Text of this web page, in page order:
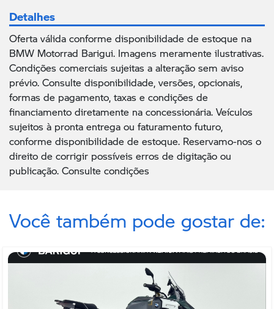
Detalhes
Oferta válida conforme disponibilidade de estoque na
BMW Motorrad Barigui. Imagens meramente ilustrativas.
Condições comerciais sujeitas a alteração sem aviso
prévio. Consulte disponibilidade, versões, opcionais,
formas de pagamento, taxas e condições de
financiamento diretamente na concessionária. Veículos
sujeitos à pronta entrega ou faturamento futuro,
conforme disponibilidade de estoque. Reservamo-nos o
direito de corrigir possíveis erros de digitação ou
publicação. Consulte condições
Você também pode gostar de: